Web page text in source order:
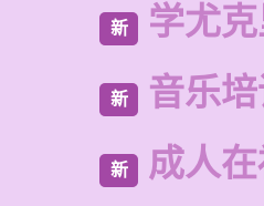
新 学尤
新 音乐
新 成人